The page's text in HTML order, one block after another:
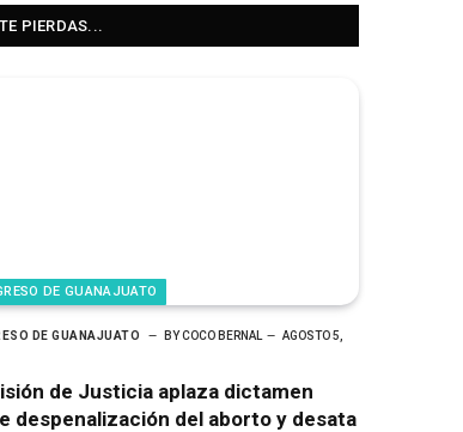
PIERDAS...
DE GUANAJUATO
DE GUANAJUATO BYCOCO BERNAL
AGOSTO 5,
de Justicia aplaza dictamen
despenalización del aborto y desata